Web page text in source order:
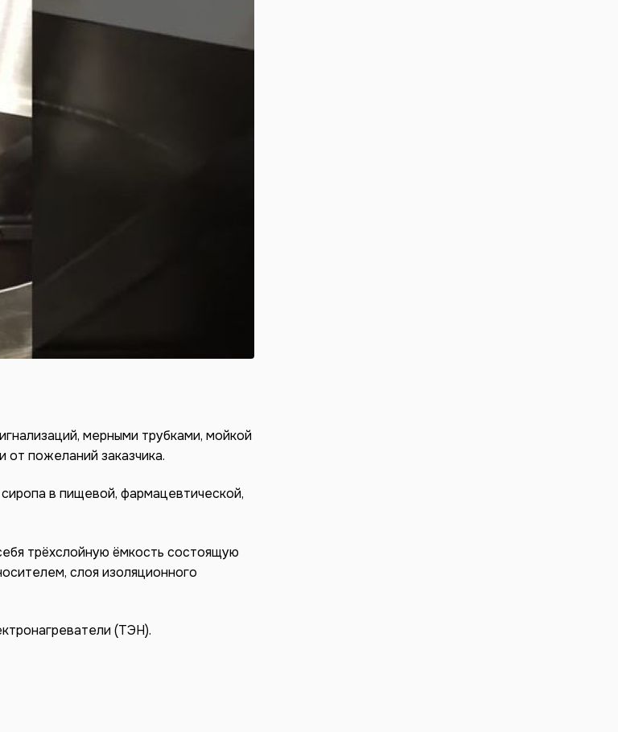
мерными трубками, мойкой
от пожеланий заказчика.
в пищевой, фармацевтической,
трёхслойную ёмкость состоящую
слоя изоляционного
(ТЭН).